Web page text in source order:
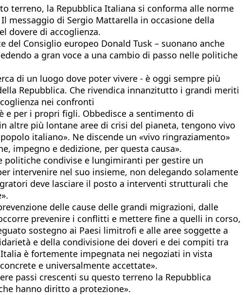
terreno, la Repubblica Italiana si conforma alle norme
messaggio di Sergio Mattarella in occasione della
dovere di accoglienza.
Consiglio europeo Donald Tusk – suonano anche
a gran voce a una cambio di passo nelle politiche
di un luogo dove poter vivere - è oggi sempre più
Repubblica. Che rivendica innanzitutto i grandi meriti
nei confronti
per i propri figli. Obbedisce a sentimento di
altre più lontane aree di crisi del pianeta, tengono vivo
italiano». Ne discende un «vivo ringraziamento»
impegno e dedizione, per questa causa».
politiche condivise e lungimiranti per gestire un
intervenire nel suo insieme, non delegando solamente
deve lasciare il posto a interventi strutturali che
delle cause delle grandi migrazioni, dalle
prevenire i conflitti e mettere fine a quelli in corso,
sostegno ai Paesi limitrofi e alle aree soggette a
e della condivisione dei doveri e dei compiti tra
è fortemente impegnata nei negoziati in vista
e universalmente accettate».
passi crescenti su questo terreno la Repubblica
hanno diritto a protezione».